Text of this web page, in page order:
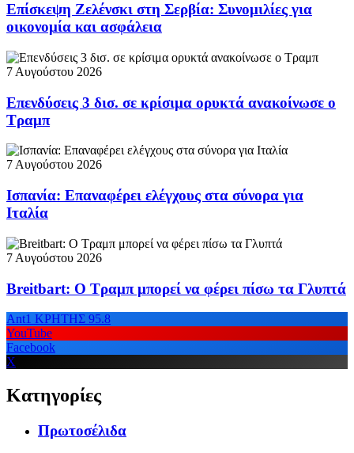
Επίσκεψη Ζελένσκι στη Σερβία: Συνομιλίες για
οικονομία και ασφάλεια
7 Αυγούστου 2026
Επενδύσεις 3 δισ. σε κρίσιμα ορυκτά ανακοίνωσε ο
Τραμπ
7 Αυγούστου 2026
Ισπανία: Επαναφέρει ελέγχους στα σύνορα για
Ιταλία
7 Αυγούστου 2026
Breitbart: Ο Τραμπ μπορεί να φέρει πίσω τα Γλυπτά
Ant1 ΚΡΗΤΗΣ 95.8
YouTube
Facebook
X
Κατηγορίες
Πρωτοσέλιδα